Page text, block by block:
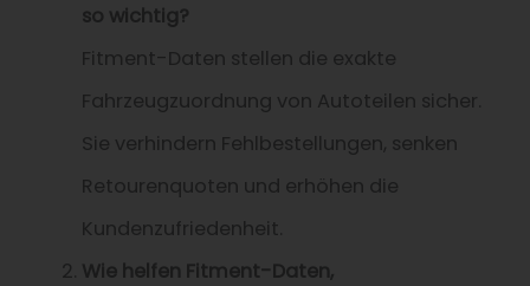
so wichtig?
Fitment-Daten stellen die exakte
Fahrzeugzuordnung von Autoteilen sicher.
Sie verhindern Fehlbestellungen, senken
Retourenquoten und erhöhen die
Kundenzufriedenheit.
Wie helfen Fitment-Daten,